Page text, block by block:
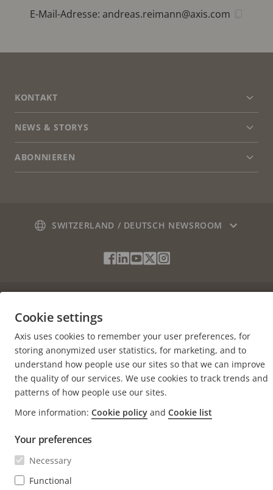
E-Mail-Adresse: andreas.reimann@axis.com
KONTAKT
Kontaktieren Sie uns
NEWS & STORYS
Erfahrungsberichte
ABONNIEREN
Sicherheitsbenachrichtigungen von Axis
SWITZERLAND / DEUTSCH NEWSROOM
Social
Media
Facebook
Linkedin
Youtube
X
Instagram
© 2026 Axis Communications AB. Alle Rechte vorbehalten.
Cookie settings
Axis uses cookies to remember your user preferences, for
storing anonymized user statistics, for marketing, and to
understand how people use our sites so that we can improve
the quality of our services. We use cookies to track trends and
patterns of how people use our sites.
More information: Cookie policy and Cookie list
Your preferences
Necessary
Functional